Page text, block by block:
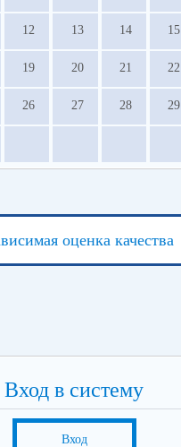
12 13 14 15
19 20 21 22
26 27 28 29
оценка качества
Вход в систему
Вход